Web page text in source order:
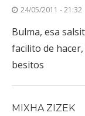
24/05/2011 - 21:32
Bulma, esa
facilito de
besitos
MIXHA ZIZEK